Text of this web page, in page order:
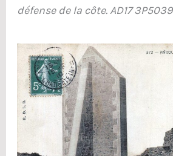
défense de la côte. AD17 3P5039